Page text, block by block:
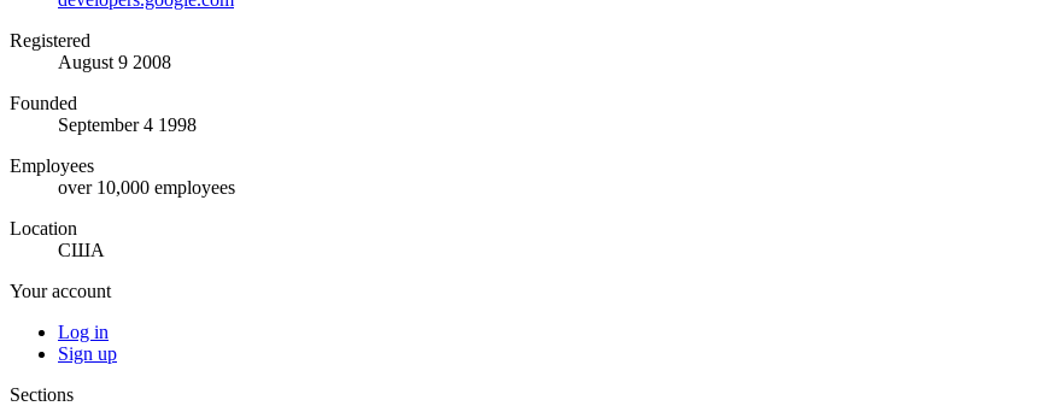
Registered
August 9 2008
Founded
September 4 1998
Employees
over 10,000 employees
Location
США
Your account
Log in
Sign up
Sections